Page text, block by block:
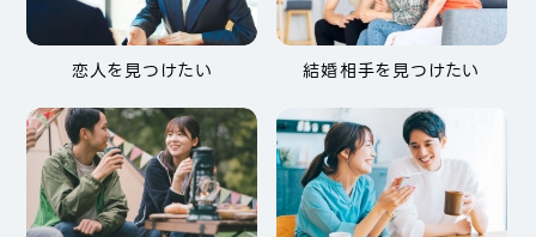
恋人を見つけたい 結婚相手を見つけたい